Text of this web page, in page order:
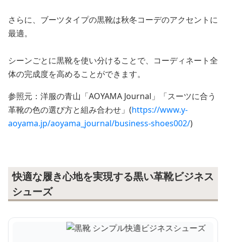
さらに、ブーツタイプの黒靴は秋冬コーデのアクセントに
最適。
シーンごとに黒靴を使い分けることで、コーディネート全
体の完成度を高めることができます。
参照元：洋服の青山「AOYAMA Journal」「スーツに合う
革靴の色の選び方と組み合わせ」(https://www.y-
aoyama.jp/aoyama_journal/business-shoes002/)
快適な履き心地を実現する黒い革靴ビジネス
シューズ